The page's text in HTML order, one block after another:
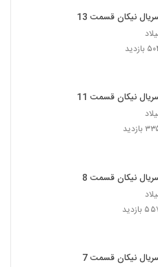
نیکان قسمت 13
نیکان قسمت 11
بازدید
نیکان قسمت 8
بازدید
نیکان قسمت 7